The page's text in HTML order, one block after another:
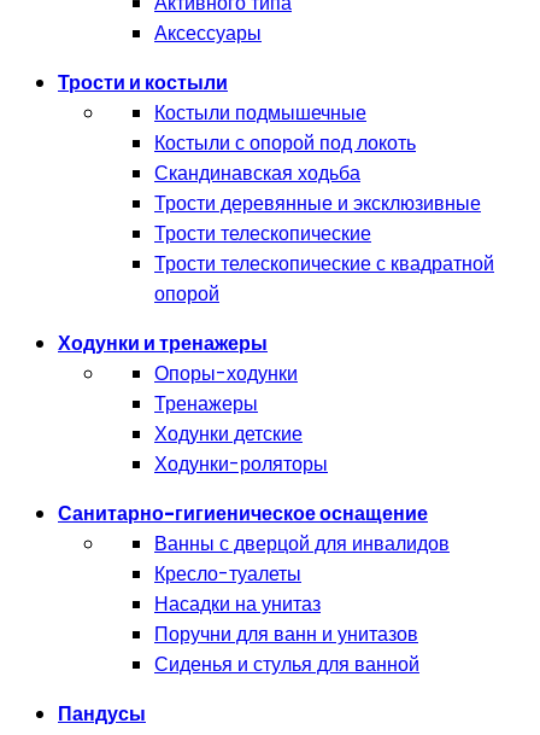
Аксессуары
Трости и костыли
Костыли подмышечные
Костыли с опорой под локоть
Скандинавская ходьба
Трости деревянные и эксклюзивные
Трости телескопические
Трости телескопические с квадратной
опорой
Ходунки и тренажеры
Опоры-ходунки
Тренажеры
Ходунки детские
Ходунки-роляторы
Санитарно-гигиеническое оснащение
Ванны с дверцой для инвалидов
Кресло-туалеты
Насадки на унитаз
Поручни для ванн и унитазов
Сиденья и стулья для ванной
Пандусы